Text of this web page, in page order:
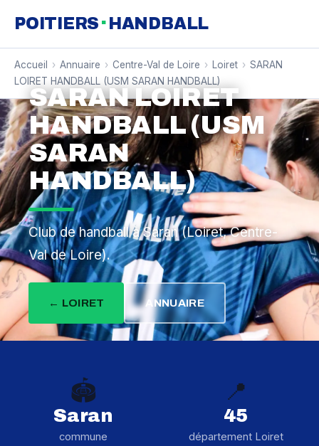
POITIERS · HANDBALL
Accueil › Annuaire › Centre-Val de Loire › Loiret › SARAN
LOIRET HANDBALL (USM SARAN HANDBALL)
SARAN LOIRET
HANDBALL (USM
SARAN
HANDBALL)
Club de handball à Saran (Loiret, Centre-
Val de Loire).
← LOIRET ANNUAIRE
🏟️
Saran
commune
📍
45
département Loiret